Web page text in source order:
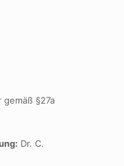
§27a
Dr. C.